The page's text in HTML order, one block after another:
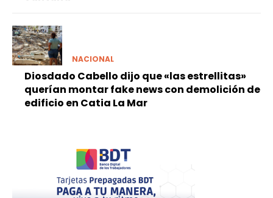
NACIONAL
Diosdado Cabello dijo que «las estrellitas»
querían montar fake news con demolición de
edificio en Catia La Mar